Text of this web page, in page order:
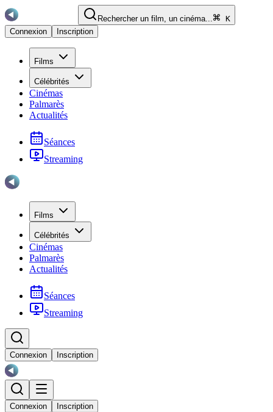
Rechercher un film, un cinéma...
K
Connexion
Inscription
Films
Célébrités
Cinémas
Palmarès
Actualités
Séances
Streaming
Films
Célébrités
Cinémas
Palmarès
Actualités
Séances
Streaming
Connexion Inscription
Connexion Inscription